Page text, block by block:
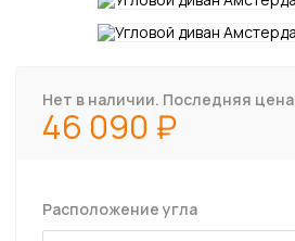
Нет в наличии. Последняя цена
46 090
Расположение угла